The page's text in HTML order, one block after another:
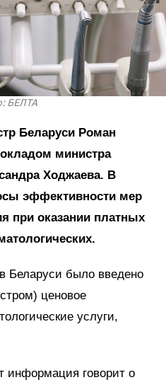
БЕЛТА
Беларуси Роман
министра
Ходжаева. В
эффективности мер
при оказании платных
Беларуси было введено
ценовое
услуги,
информация говорит о